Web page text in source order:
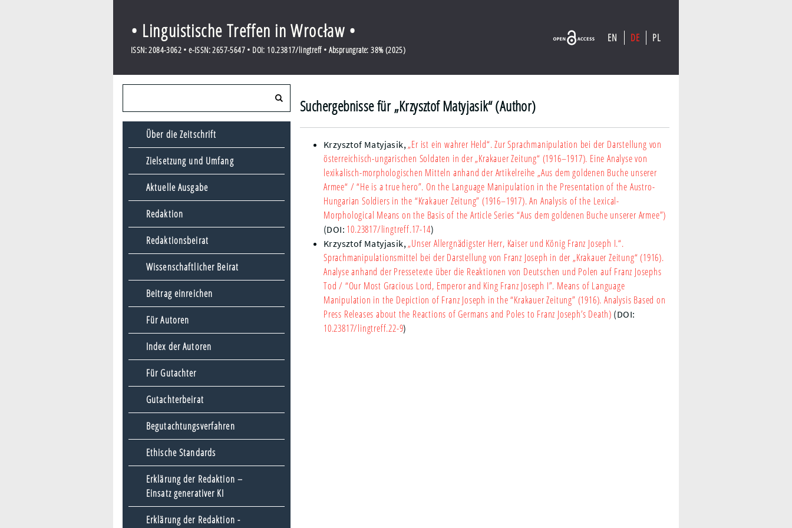
• Linguistische Treffen in Wrocław •
ISSN: 2084-3062 • e-ISSN: 2657-5647 • DOI: 10.23817/lingtreff • Absprungrate: 38% (2025)
EN DE PL
Über die Zeitschrift
Zielsetzung und Umfang
Aktuelle Ausgabe
Redaktion
Redaktionsbeirat
Wissenschaftlicher Beirat
Beitrag einreichen
Für Autoren
Index der Autoren
Für Gutachter
Gutachterbeirat
Begutachtungsverfahren
Ethische Standards
Erklärung der Redaktion –
Einsatz generativer KI
Erklärung der Redaktion -
Suchergebnisse für „Krzysztof Matyjasik“ (Author)
Krzysztof Matyjasik,„Er ist ein wahrer Held“. Zur Sprachmanipulation bei der Darstellung von
österreichisch-ungarischen Soldaten in der „Krakauer Zeitung“ (1916–1917). Eine Analyse von
lexikalisch-morphologischen Mitteln anhand der Artikelreihe „Aus dem goldenen Buche unserer
Armee“ / “He is a true hero”. On the Language Manipulation in the Presentation of the Austro-
Hungarian Soldiers in the “Krakauer Zeitung” (1916–1917). An Analysis of the Lexical-
Morphological Means on the Basis of the Article Series “Aus dem goldenen Buche unserer Armee”)
(DOI: 10.23817/lingtreff.17-14)
Krzysztof Matyjasik,„Unser Allergnädigster Herr, Kaiser und König Franz Joseph I.“.
Sprachmanipulationsmittel bei der Darstellung von Franz Joseph in der „Krakauer Zeitung“ (1916).
Analyse anhand der Pressetexte über die Reaktionen von Deutschen und Polen auf Franz Josephs
Tod / “Our Most Gracious Lord, Emperor and King Franz Joseph I”. Means of Language
Manipulation in the Depiction of Franz Joseph in the “Krakauer Zeitung” (1916). Analysis Based on
Press Releases about the Reactions of Germans and Poles to Franz Joseph’s Death) (DOI:
10.23817/lingtreff.22-9)